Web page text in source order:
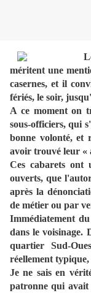
méritent une
casernes, et il
fériés, le soir,
A ce moment on
sous-officiers, qui
bonne volonté, et
avoir trouvé leur «
Ces cabarets ont
ouverts, que
après la
de métier ou par
Immédiatement
dans le voisinage.
quartier Sud-
réellement
Je ne sais en
patronne qui avait